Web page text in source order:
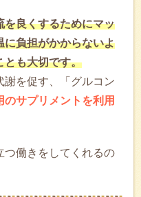
を良くするためにマッ
に負担がかからないよ
とも大切です。
謝を促す、「グルコン
のサプリメントを利用
つ働きをしてくれるの